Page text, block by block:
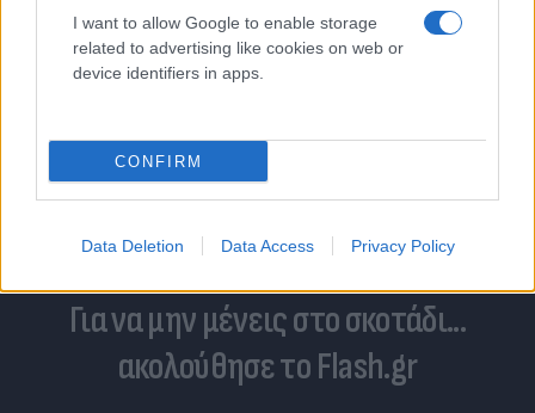
I want to allow Google to enable storage
related to advertising like cookies on web or
device identifiers in apps.
CONFIRM
Data Deletion Data Access Privacy Policy
Για να μην μένεις στο σκοτάδι...
ακολούθησε το Flash.gr